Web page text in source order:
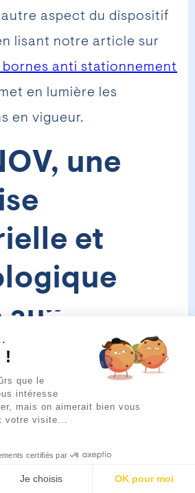
aspect du dispositif
lisant notre article sur
anti stationnement
en lumière les
en vigueur.
une
et
aux
fabrique et installe
sécurité anti-bélier
, l’entreprise maîtrise
d’aménagement urbain ou
de sécurisation ?
Je suis là pour vous guider.
Cliquez sur la bulle ci-
dessous pour discuter 👇
EN
!
que le
intéresse
mais on aimerait bien vous
votre visite...
certifiés par
Je choisis OK pour moi